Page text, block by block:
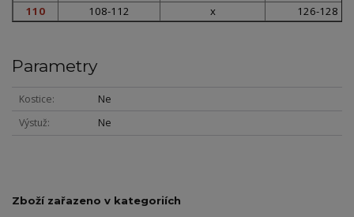
110
108-112 x 126-128
Parametry
Kostice
Ne
Výstuž
Ne
Zboží zařazeno v kategoriích